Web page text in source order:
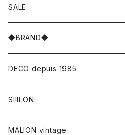
SALE
◆BRAND◆
DECO depuis 1985
SIIILON
MALION vintage